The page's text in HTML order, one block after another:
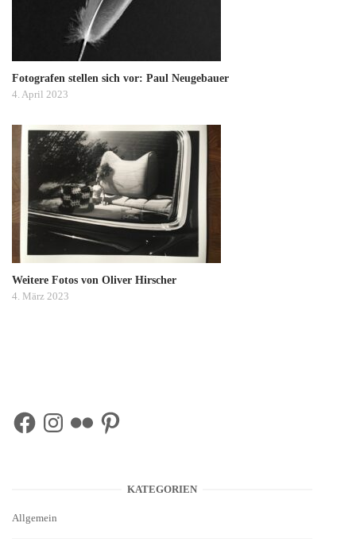
Fotografen stellen sich vor: Paul Neugebauer
4. April 2023
Weitere Fotos von Oliver Hirscher
4. März 2023
FacebookInstagram
Flickr Pinterest
KATEGORIEN
Allgemein